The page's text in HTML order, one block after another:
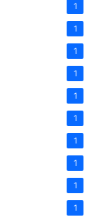
1
1
1
1
1
1
1
1
1
1